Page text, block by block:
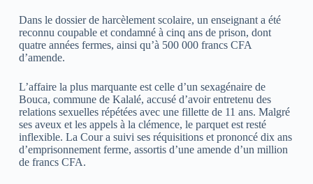
Dans le dossier de harcèlement scolaire, un enseignant a été
reconnu coupable et condamné à cinq ans de prison, dont
quatre années fermes, ainsi qu’à 500 000 francs CFA
d’amende.
L’affaire la plus marquante est celle d’un sexagénaire de
Bouca, commune de Kalalé, accusé d’avoir entretenu des
relations sexuelles répétées avec une fillette de 11 ans. Malgré
ses aveux et les appels à la clémence, le parquet est resté
inflexible. La Cour a suivi ses réquisitions et prononcé dix ans
d’emprisonnement ferme, assortis d’une amende d’un million
de francs CFA.